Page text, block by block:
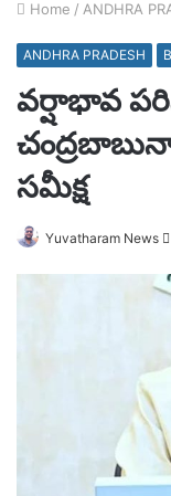
Home / ANDHRA
ANDHRA PRADESH
వర్షాభావ
సమీక్ష
Yuvatharam News